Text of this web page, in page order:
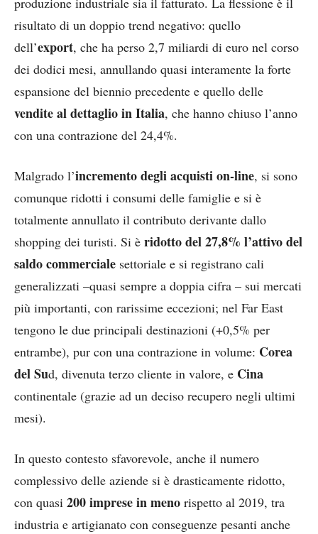
risultato di un doppio trend negativo: quello
dell’export, che ha perso 2,7 miliardi di euro nel corso
dei dodici mesi, annullando quasi interamente la forte
espansione del biennio precedente e quello delle
vendite al dettaglio in Italia, che hanno chiuso l’anno
con una contrazione del 24,4%.
Malgrado l’incremento degli acquisti on-line, si sono
comunque ridotti i consumi delle famiglie e si è
totalmente annullato il contributo derivante dallo
shopping dei turisti. Si è ridotto del 27,8% l’attivo del
saldo commerciale settoriale e si registrano cali
generalizzati –quasi sempre a doppia cifra – sui mercati
più importanti, con rarissime eccezioni; nel Far East
tengono le due principali destinazioni (+0,5% per
entrambe), pur con una contrazione in volume: Corea
del Sud, divenuta terzo cliente in valore, e Cina
continentale (grazie ad un deciso recupero negli ultimi
mesi).
In questo contesto sfavorevole, anche il numero
complessivo delle aziende si è drasticamente ridotto,
con quasi 200 imprese in meno rispetto al 2019, tra
industria e artigianato con conseguenze pesanti anche